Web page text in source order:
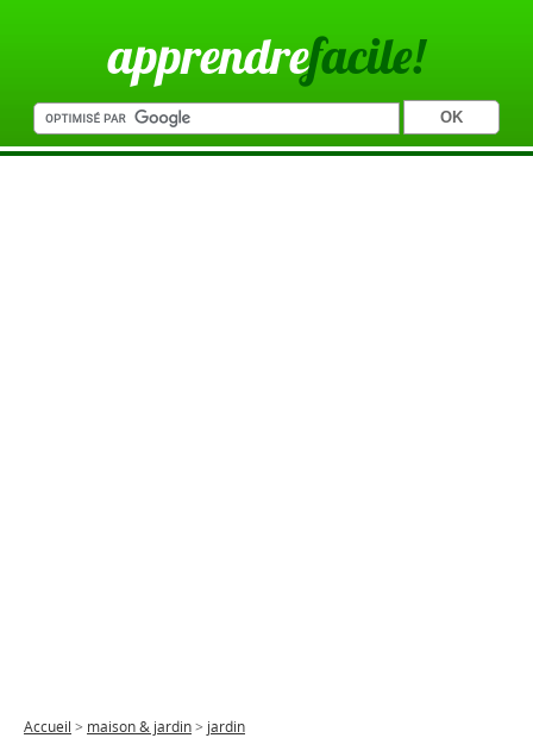
apprendrefacile!
Accueil > maison & jardin> jardin